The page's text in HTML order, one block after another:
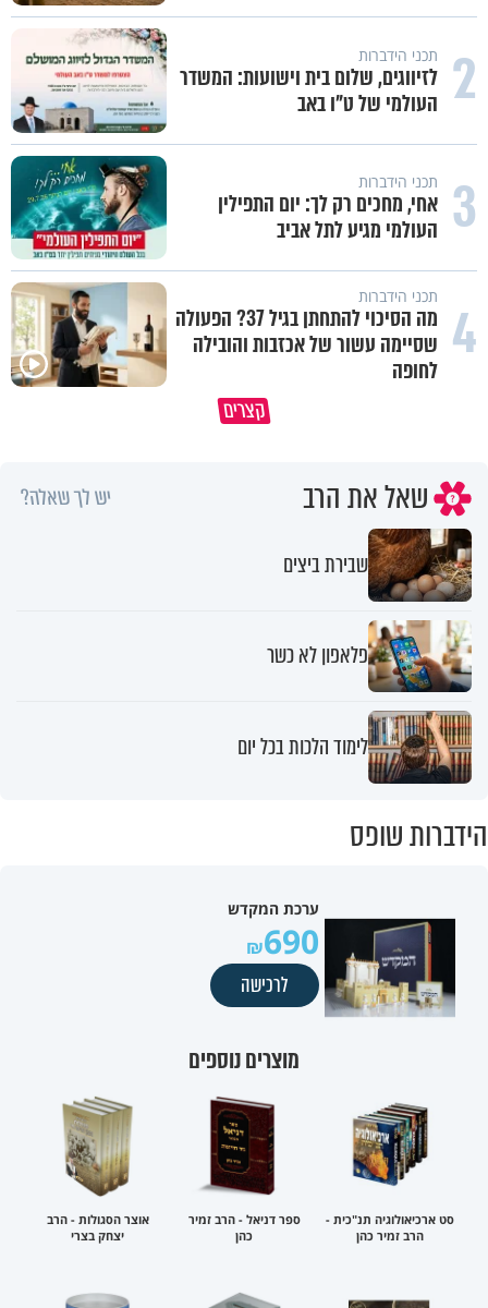
2 תכני הידברות
לזיווגים, שלום בית וישועות: המשדר
העולמי של ט"ו באב
3 תכני הידברות
אחי, מחכים רק לך: יום התפילין
העולמי מגיע לתל אביב
4 תכני הידברות
מה הסיכוי להתחתן בגיל 37? הפעולה
שסיימה עשור של אכזבות והובילה
לחופה
קצרים
שאל את הרב יש לך שאלה?
שבירת ביצים
פלאפון לא כשר
לימוד הלכות בכל יום
הידברות שופס
ערכת המקדש
690
לרכישה
מוצרים נוספים
סט ארכיאולוגיה תנ"כית -
הרב זמיר כהן
ספר דניאל - הרב זמיר
כהן
אוצר הסגולות - הרב
יצחק בצרי